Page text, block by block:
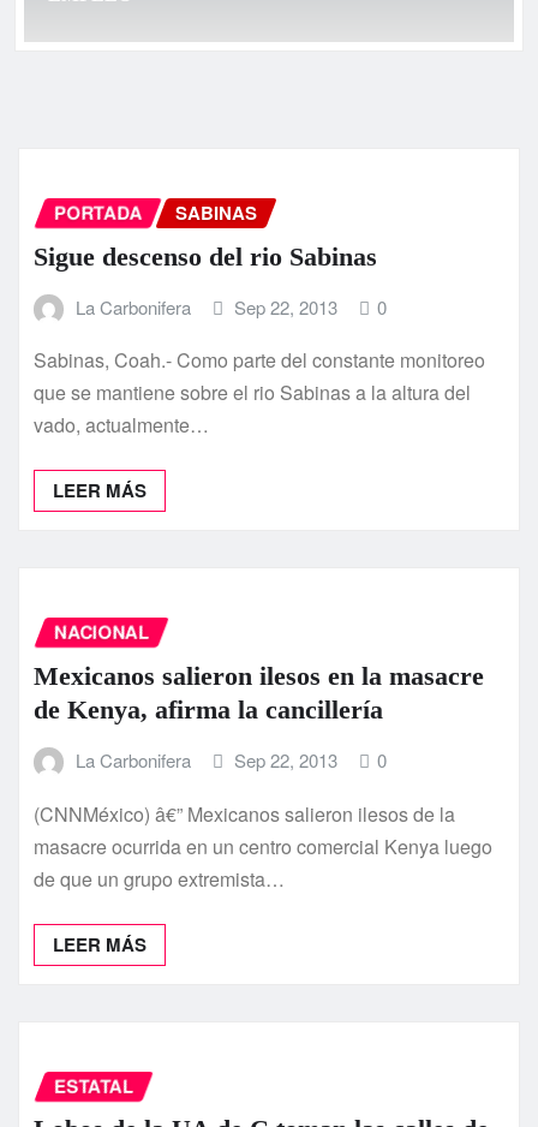
PORTADA SABINAS
Sigue descenso del rio Sabinas
La Carbonifera Sep 22, 2013 0
Sabinas, Coah.- Como parte del constante monitoreo
que se mantiene sobre el rio Sabinas a la altura del
vado, actualmente…
LEER MÁS
NACIONAL
Mexicanos salieron ilesos en la masacre
de Kenya, afirma la cancillerí­a
La Carbonifera Sep 22, 2013 0
(CNNMéxico) â€” Mexicanos salieron ilesos de la
masacre ocurrida en un centro comercial Kenya luego
de que un grupo extremista…
LEER MÁS
ESTATAL